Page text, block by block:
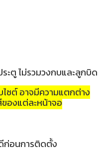
ะตู ไม่รวมวงกบและลูกบิด
ซต์ อาจมีความแตกต่าง
องแต่ละหน้าจอ
ก่อนการติดตั้ง